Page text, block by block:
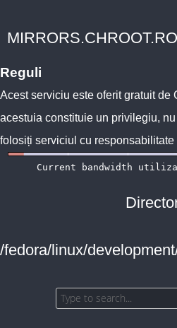
Reguli
Acest serviciu este oferit gratuit de
acestuia constituie un privilegiu,
folosiți serviciul cu
/fedora/linux/